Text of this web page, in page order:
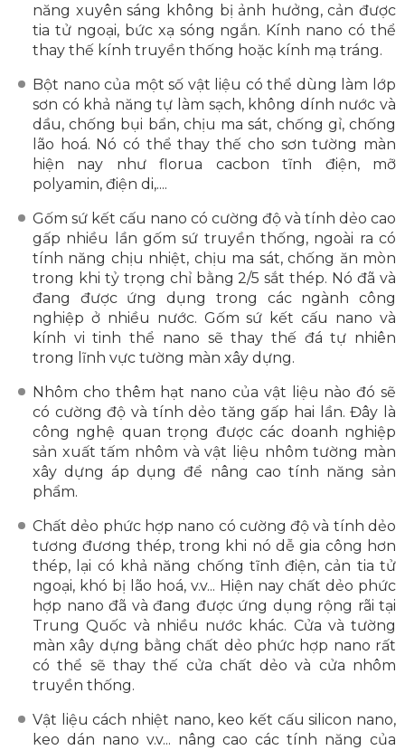
năng xuyên sáng không bị ảnh hưởng, cản được
tia tử ngoại, bức xạ sóng ngắn. Kính nano có thể
thay thế kính truyền thống hoặc kính mạ tráng.
Bột nano của một số vật liệu có thể dùng làm lớp
sơn có khả năng tự làm sạch, không dính nước và
dầu, chống bụi bẩn, chịu ma sát, chống gỉ, chống
lão hoá. Nó có thể thay thế cho sơn tường màn
hiện nay như florua cacbon tĩnh điện, mỡ
polyamin, điện di,....
Gốm sứ kết cấu nano có cường độ và tính dẻo cao
gấp nhiều lần gốm sứ truyền thống, ngoài ra có
tính năng chịu nhiệt, chịu ma sát, chống ăn mòn
trong khi tỷ trọng chỉ bằng 2/5 sắt thép. Nó đã và
đang được ứng dụng trong các ngành công
nghiệp ở nhiều nước. Gốm sứ kết cấu nano và
kính vi tinh thể nano sẽ thay thế đá tự nhiên
trong lĩnh vực tường màn xây dựng.
Nhôm cho thêm hạt nano của vật liệu nào đó sẽ
có cường độ và tính dẻo tăng gấp hai lần. Đây là
công nghệ quan trọng được các doanh nghiệp
sản xuất tấm nhôm và vật liệu nhôm tường màn
xây dựng áp dụng để nâng cao tính năng sản
phẩm.
Chất dẻo phức hợp nano có cường độ và tính dẻo
tương đương thép, trong khi nó dễ gia công hơn
thép, lại có khả năng chống tĩnh điện, cản tia tử
ngoại, khó bị lão hoá, v.v... Hiện nay chất dẻo phức
hợp nano đã và đang được ứng dụng rộng rãi tại
Trung Quốc và nhiều nước khác. Cửa và tường
màn xây dựng bằng chất dẻo phức hợp nano rất
có thể sẽ thay thế cửa chất dẻo và cửa nhôm
truyền thống.
Vật liệu cách nhiệt nano, keo kết cấu silicon nano,
keo dán nano v.v... nâng cao các tính năng của